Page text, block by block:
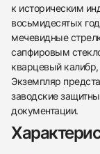
438
285
145
142
205
204
195
150
6
к историческим
восьмидесятых
мечевидные
сапфировым
кварцевый
Экземпляр
заводские
документации.